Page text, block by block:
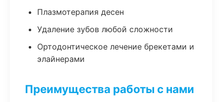
Плазмотерапия десен
Удаление зубов любой сложности
Ортодонтическое лечение брекетами и
элайнерами
Преимущества работы с нами